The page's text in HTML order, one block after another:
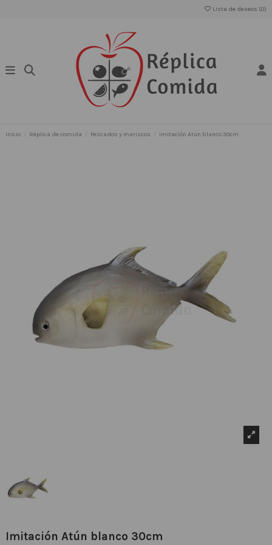
Lista de deseos (0)
Inicio Réplica de comida Pescados y mariscos Imitación Atún blanco 30cm
Imitación Atún blanco 30cm